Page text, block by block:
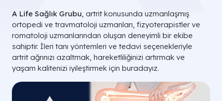
A Life Sağlık Grubu, artrit konusunda uzmanlaşmış
ortopedi ve travmatoloji uzmanları, fizyoterapistler ve
romatoloji uzmanlarından oluşan deneyimli bir ekibe
sahiptir. İleri tanı yöntemleri ve tedavi seçenekleriyle
artrit ağrınızı azaltmak, hareketliliğinizi artırmak ve
yaşam kalitenizi iyileştirmek için buradayız.